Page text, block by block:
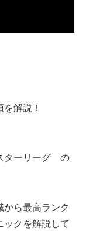
解説！
ターリーグ の
ら最高ランク
ックを解説して